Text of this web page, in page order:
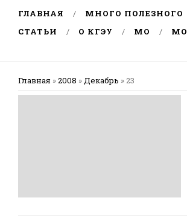
ГЛАВНАЯ МНОГО ПОЛЕЗНОГО
СТАТЬИ
О КГЭУ MO MO
Главная »2008 »Декабрь »23